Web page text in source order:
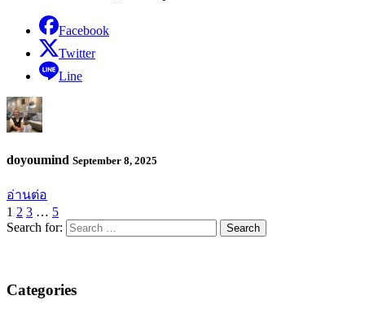
Facebook
Twitter
Line
doyoumind September 8, 2025
อ่านต่อ
1 2 3 … 5
Search for:
Categories